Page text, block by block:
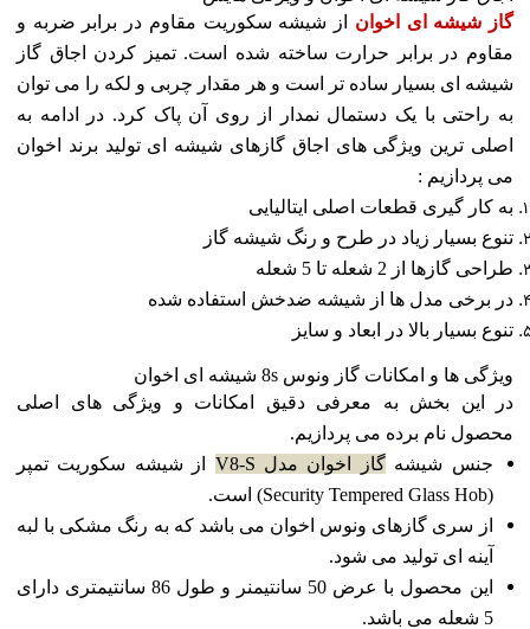
گاز شیشه ای اخوان از شیشه سکوریت مقاوم در برابر ضربه و
مقاوم در برابر حرارت ساخته شده است. تمیز کردن اجاق گاز
شیشه ای بسیار ساده تر است و هر مقدار چربی و لکه را می توان
به راحتی با یک دستمال نمدار از روی آن پاک کرد. در ادامه به
اصلی ترین ویژگی های اجاق گازهای شیشه ای تولید برند اخوان
می پردازیم :
به کار گیری قطعات اصلی ایتالیایی
تنوع بسیار زیاد در طرح و رنگ شیشه گاز
طراحی گازها از 2 شعله تا 5 شعله
در برخی مدل ها از شیشه ضدخش استفاده شده
تنوع بسیار بالا در ابعاد و سایز
ویژگی ها و امکانات گاز ونوس 8s شیشه ای اخوان
در این بخش به معرفی دقیق امکانات و ویژگی های اصلی
محصول نام برده می پردازیم.
جنس شیشهگاز اخوان مدل V8-S
از شیشه سکوریت تمپر
(Security Tempered Glass Hob) است.
از سری گازهای ونوس اخوان می باشد که به رنگ مشکی با لبه
آینه ای تولید می شود.
این محصول با عرض 50 سانتیمنر و طول 86 سانتیمتری دارای
5 شعله می باشد.